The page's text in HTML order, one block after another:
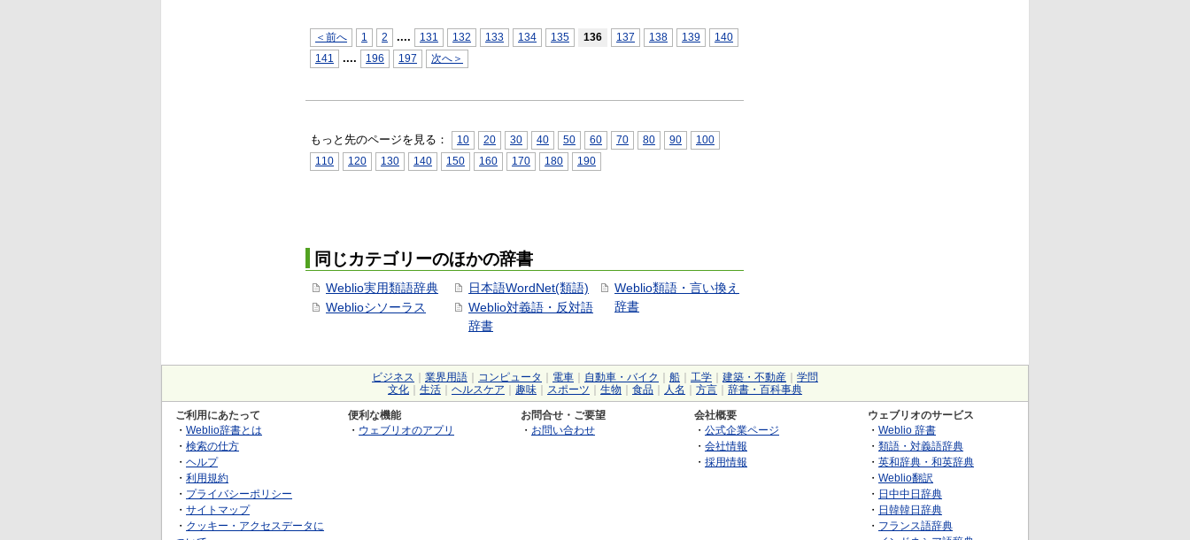
＜前へ 1 2 .... 131 132 133 134 135 136 137 138 139
140
141
.... 196 197 次へ＞
もっと先のページを見る： 10 20 30 40 50 60 70 80 90
100
110
120 130 140 150 160 170 180 190
同じカテゴリーのほかの辞書
Weblio実用類語辞典
Weblioシソーラス
日本語WordNet(類語)
Weblio対義語・反対語
辞書
Weblio類語・言い換え
辞書
ビジネス 業界用語 コンピュータ 電車 自動車・バイク 船 工学 建築・不動産
学問
文化
生活 ヘルスケア 趣味 スポーツ 生物 食品 人名 方言 辞書・百科事典
ご利用にあたって
・ Weblio辞書とは
・ 検索の仕方
・ ヘルプ
・ 利用規約
・ プライバシーポリシー
・ サイトマップ
・ クッキー・アクセスデータに
便利な機能
・ ウェブリオのアプリ
お問合せ・ご要望
・ お問い合わせ
会社概要
・ 公式企業ページ
・ 会社情報
・ 採用情報
ウェブリオのサービス
・ Weblio 辞書
・ 類語・対義語辞典
・ 英和辞典・和英辞典
・ Weblio翻訳
・ 日中中日辞典
・ 日韓韓日辞典
・ フランス語辞典